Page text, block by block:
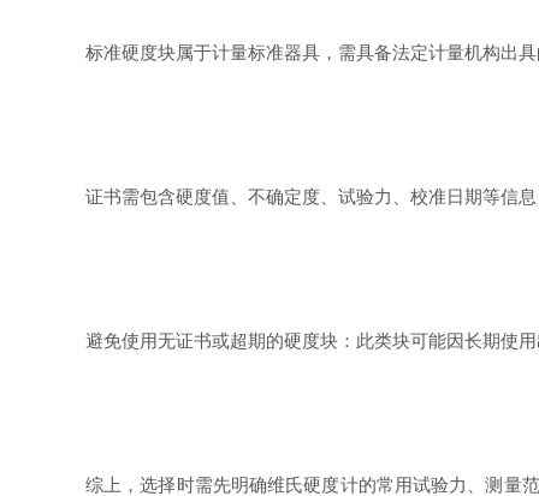
标准硬度块属于计量标准器具，需具备法定计量机构出
证书需包含硬度值、不确定度、试验力、校准日期等信
避免使用无证书或超期的硬度块：此类块可能因长期使
综上，选择时需先明确维氏硬度计的常用试验力、测量